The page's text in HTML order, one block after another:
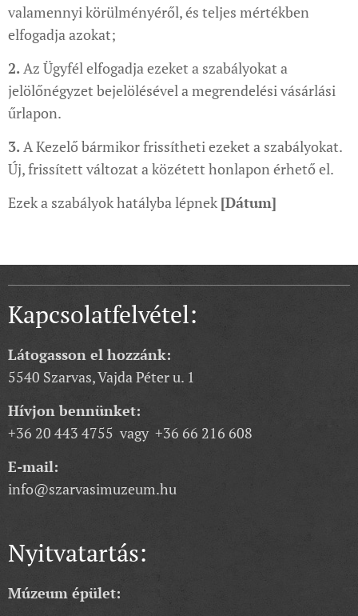
valamennyi körülményéről, és teljes mértékben
elfogadja azokat;
2. Az Ügyfél elfogadja ezeket a szabályokat a
jelölőnégyzet bejelölésével a megrendelési vásárlási
űrlapon.
3. A Kezelő bármikor frissítheti ezeket a szabályokat.
Új, frissített változat a közétett honlapon érhető el.
Ezek a szabályok hatályba lépnek [Dátum]
Kapcsolatfelvétel:
Látogasson el hozzánk:
5540 Szarvas, Vajda Péter u. 1
Hívjon bennünket:
+36 20 443 4755 vagy +36 66 216 608
E-mail:
info@szarvasimuzeum.hu
Nyitvatartás:
Múzeum épület: